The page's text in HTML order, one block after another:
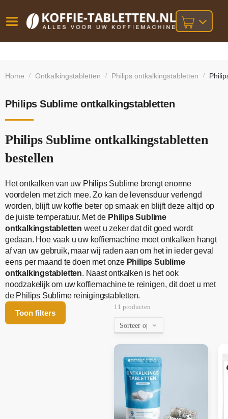
besteld,
bij orders
Home / Ontkalkingstabletten / Philips ontkalkingstabletten /
Philips Sublime ontkalkingstabletten
Philips Sublime ontkalkingstabletten
bestellen
Het ontkalken van uw Philips Sublime brengt enorme
voordelen met zich mee. Zo kan de levensduur verlengd
worden, blijft uw koffie beter op smaak en blijft deze altijd op
de juiste temperatuur. Met de Philips Sublime
ontkalkingstabletten weet u zeker dat dit goed wordt
gedaan. Hoe vaak u uw koffiemachine moet ontkalken hangt
af van uw gebruik, maar wij raden aan om het in ieder geval
eens per maand te doen met onze Philips Sublime
ontkalkingstabletten. Naast ontkalken is het ook
noodzakelijk om uw koffiemachine te reinigen, dit doet u met
de Philips Sublime reinigingstabletten.
Toon filters
11 producten